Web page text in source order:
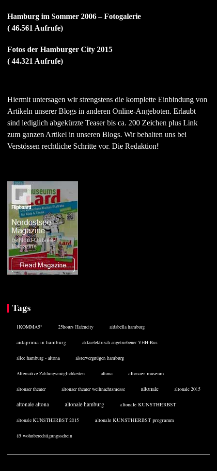
Hamburg im Sommer 2006 – Fotogalerie
( 46.561 Aufrufe)
Fotos der Hamburger City 2015
( 44.321 Aufrufe)
Hiermit untersagen wir strengstens die komplette Einbindung von
Artikeln unserer Blogs in anderen Online-Angeboten. Erlaubt
sind lediglich abgekürzte Teaser bis ca. 200 Zeichen plus Link
zum ganzen Artikel in unseren Blogs. Wir behalten uns bei
Verstössen rechtliche Schritte vor. Die Redaktion!
Tags
1KOMMA5° 25hours Hafencity aidabella hamburg
aidaprima in hamburg akkuelektrisch angetriebener VHH-Bus
allee hamburg - altona alstervergnügen hamburg
Alternative Zahlungsmöglichkeiten altona altonaer museum
altonaer theater altonaer theater weihnachtsmesse altonale altonale 2015
altonale altona altonale hamburg altonale KUNSTHERBST
altonale KUNSTHERBST 2015 altonale KUNSTHERBST programm
§5 wohnberechtigungsschein